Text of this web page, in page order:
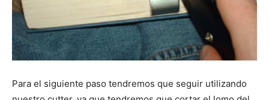
Para el siguiente paso tendremos que seguir utilizando